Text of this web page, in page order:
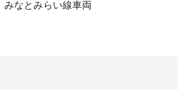
みなとみらい線車両